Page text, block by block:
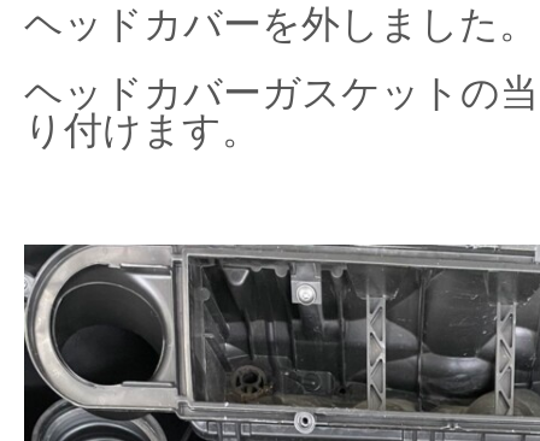
ヘッドカバーを外しました。
ヘッドカバーガスケットの
り付けます。